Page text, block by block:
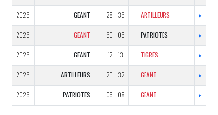
2025 GEANT 28 - 35 ARTILLEURS ▸
2025 GEANT 50 - 06 PATRIOTES ▸
2025 GEANT 12 - 13 TIGRES ▸
2025 ARTILLEURS 20 - 32 GEANT ▸
2025 PATRIOTES 06 - 08 GEANT ▸